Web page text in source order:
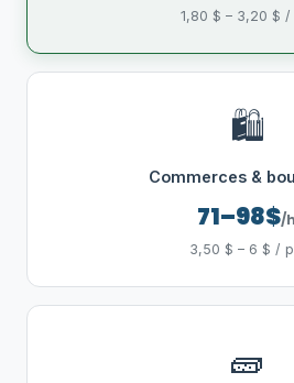
1,80 $ – 3,20 $ /
🛍️
Commerces &
71–98$/h
3,50 $ – 6 $ /
🧱